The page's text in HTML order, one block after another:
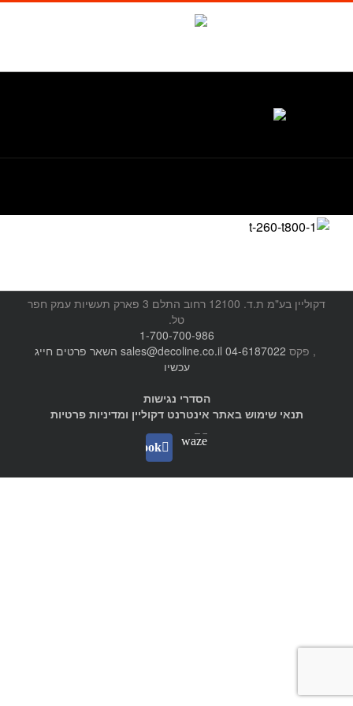
דלג
דקוליין בע"מ ת.ד. 12100 רחוב התלם 3 פארק תעשיות עמק חפר
טל.
1-700-700-986
, פקס 04-6187022
sales@decoline.co.il השאר פרטים חייג
עכשיו
הסדרי נגישות
תנאי שימוש באתר אינטרנט דקוליין ומדיניות פרטיות
Waze
facebook